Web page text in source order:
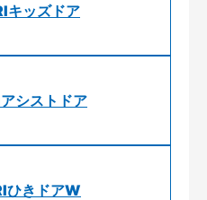
キッズドア
シストドア
ひきドアW